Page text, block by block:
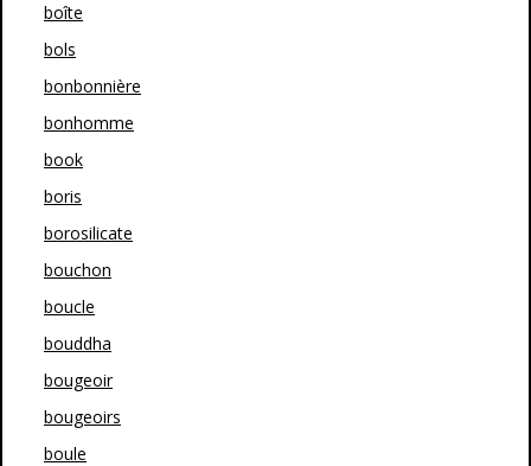
boîte
bols
bonbonnière
bonhomme
book
boris
borosilicate
bouchon
boucle
bouddha
bougeoir
bougeoirs
boule